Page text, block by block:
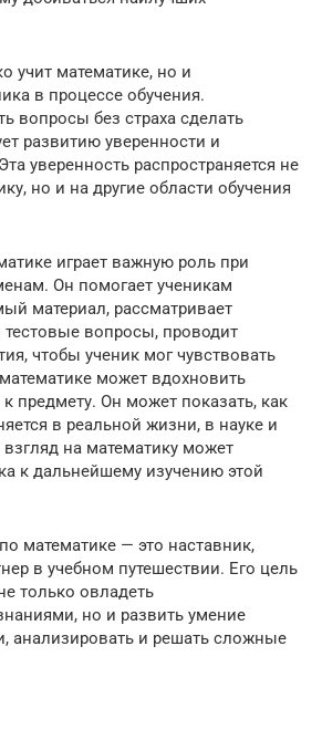
учит математике, но и
в процессе обучения.
вопросы без страха сделать
развитию уверенности и
уверенность распространяется не
но и на другие области обучения
играет важную роль при
Он помогает ученикам
материал, рассматривает
вопросы, проводит
чтобы ученик мог чувствовать
может вдохновить
предмету. Он может показать, как
в реальной жизни, в науке и
взгляд на математику может
к дальнейшему изучению этой
математике — это наставник,
в учебном путешествии. Его цель
только овладеть
но и развить умение
анализировать и решать сложные